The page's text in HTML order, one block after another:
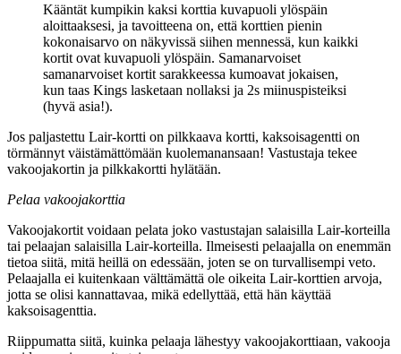
Kääntät kumpikin kaksi korttia kuvapuoli ylöspäin
aloittaaksesi, ja tavoitteena on, että korttien pienin
kokonaisarvo on näkyvissä siihen mennessä, kun kaikki
kortit ovat kuvapuoli ylöspäin. Samanarvoiset
samanarvoiset kortit sarakkeessa kumoavat jokaisen,
kun taas Kings lasketaan nollaksi ja 2s miinuspisteiksi
(hyvä asia!).
Jos paljastettu Lair-kortti on pilkkaava kortti, kaksoisagentti on
törmännyt väistämättömään kuolemanansaan! Vastustaja tekee
vakoojakortin ja pilkkakortti hylätään.
Pelaa vakoojakorttia
Vakoojakortit voidaan pelata joko vastustajan salaisilla Lair-korteilla
tai pelaajan salaisilla Lair-korteilla. Ilmeisesti pelaajalla on enemmän
tietoa siitä, mitä heillä on edessään, joten se on turvallisempi veto.
Pelaajalla ei kuitenkaan välttämättä ole oikeita Lair-korttien arvoja,
jotta se olisi kannattavaa, mikä edellyttää, että hän käyttää
kaksoisagenttia.
Riippumatta siitä, kuinka pelaaja lähestyy vakoojakorttiaan, vakooja